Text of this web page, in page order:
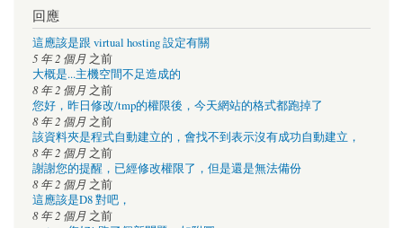
回應
這應該是跟 virtual hosting 設定有關
5 年 2 個月 之前
大概是...主機空間不足造成的
8 年 2 個月 之前
您好，昨日修改/tmp的權限後，今天網站的格式都跑掉了
8 年 2 個月 之前
該資料夾是程式自動建立的，會找不到表示沒有成功自動建立，
8 年 2 個月 之前
謝謝您的提醒，已經修改權限了，但是還是無法備份
8 年 2 個月 之前
這應該是D8 對吧，
8 年 2 個月 之前